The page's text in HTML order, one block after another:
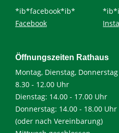
*ib*facebook*ib*
Facebook
Öffnungszeiten Rathaus
Montag, Dienstag,
8.30 - 12.00 Uhr
Dienstag: 14.00 - 17.00 Uhr
Donnerstag: 14.00 - 18.00 Uhr
(oder nach Vereinbarung)